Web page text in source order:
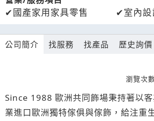
國產家用家具零售 室內設
公司簡介 找服務 找產品 歷史詢價
瀏覽次
Since 1988 歐洲共同飾場秉持著以
業進口歐洲獨特傢俱與傢飾，給注重